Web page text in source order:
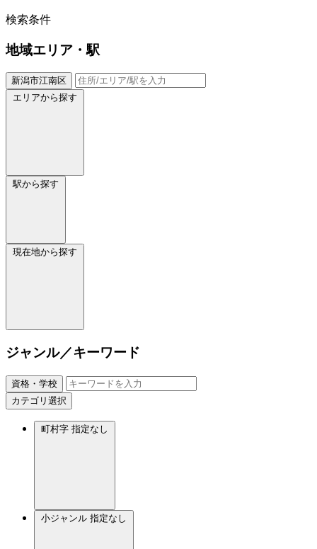
検索条件
地域エリア・駅
新潟市江南区
エリアから探す
駅から探す
現在地から探す
ジャンル／キーワード
資格・学校
カテゴリ選択
町村字 指定なし
小ジャンル 指定なし